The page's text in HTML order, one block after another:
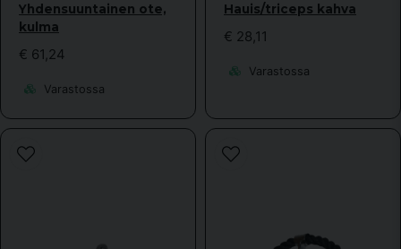
Lähetä kysymys
Yhdensuuntainen ote,
kulma
€ 61,24
Varastossa
Hauis/triceps kahva
€ 28,11
Varastossa